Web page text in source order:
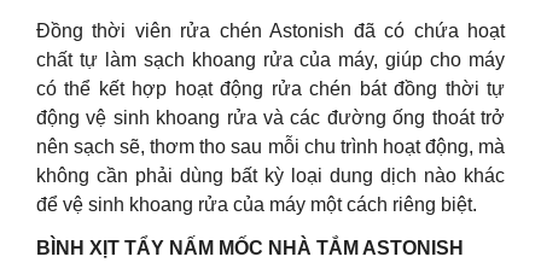
Đồng thời viên rửa chén Astonish đã có chứa hoạt
chất tự làm sạch khoang rửa của máy, giúp cho máy
có thể kết hợp hoạt động rửa chén bát đồng thời tự
động vệ sinh khoang rửa và các đường ống thoát trở
nên sạch sẽ, thơm tho sau mỗi chu trình hoạt động, mà
không cần phải dùng bất kỳ loại dung dịch nào khác
để vệ sinh khoang rửa của máy một cách riêng biệt.
BÌNH XỊT TẨY NẤM MỐC NHÀ TẮM ASTONISH